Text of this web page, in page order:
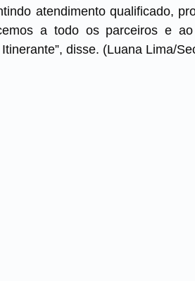
atendimento qualificado,
a todo os parceiros e
disse. (Luana Lima/